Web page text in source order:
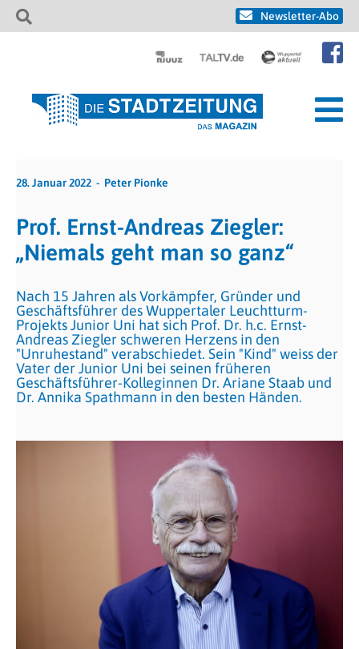
Newsletter-Abo
28. Januar 2022 Peter Pionke
Prof. Ernst-Andreas Ziegler:
„Niemals geht man so ganz“
Nach 15 Jahren als Vorkämpfer, Gründer und
Geschäftsführer des Wuppertaler Leuchtturm-
Projekts Junior Uni hat sich Prof. Dr. h.c. Ernst-
Andreas Ziegler schweren Herzens in den
"Unruhestand" verabschiedet. Sein "Kind" weiss der
Vater der Junior Uni bei seinen früheren
Geschäftsführer-Kolleginnen Dr. Ariane Staab und
Dr. Annika Spathmann in den besten Händen.